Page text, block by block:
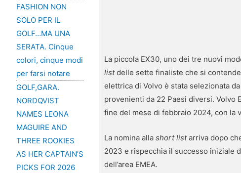
FASHION NON
SOLO PER IL
GOLF…MA UNA
SERATA. Cinque
colori, cinque modi
per farsi notare
GOLF,GARA.
NORDQVIST
NAMES LEONA
MAGUIRE AND
THREE ROOKIES
AS HER CAPTAIN’S
PICKS FOR 2026
La piccola EX30, uno dei tre nuovi
listdelle sette finaliste che si
elettrica di Volvo è stata selezionata
provenienti da 22 Paesi diversi. Volvo
fine del mese di febbraio 2024, con la
La nomina alla short listarriva dopo
2023 e rispecchia il successo iniziale
dell’area EMEA.